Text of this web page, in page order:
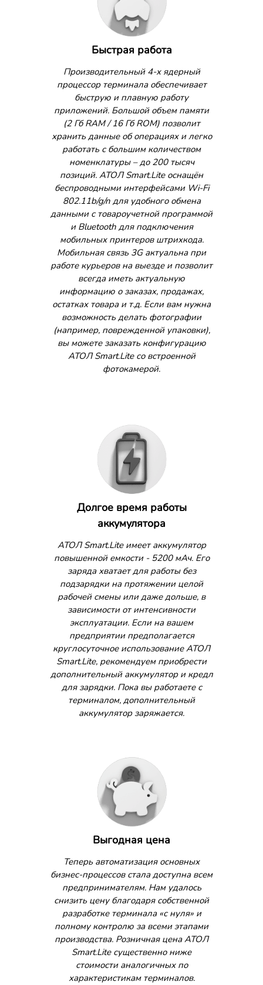
Быстрая работа
Производительный 4-х ядерный
процессор терминала обеспечивает
быструю и плавную работу
приложений. Большой объем памяти
(2 Гб RAM / 16 Гб ROM) позволит
хранить данные об операциях и легко
работать с большим количеством
номенклатуры – до 200 тысяч
позиций. АТОЛ Smart.Lite оснащён
беспроводными интерфейсами Wi-Fi
802.11b/g/n для удобного обмена
данными с товароучетной программой
и Bluetooth для подключения
мобильных принтеров штрихкода.
Мобильная связь 3G актуальна при
работе курьеров на выезде и позволит
всегда иметь актуальную
информацию о заказах, продажах,
остатках товара и т.д. Если вам нужна
возможность делать фотографии
(например, поврежденной упаковки),
вы можете заказать конфигурацию
АТОЛ Smart.Lite со встроенной
фотокамерой.
Долгое время работы
аккумулятора
АТОЛ Smart.Lite имеет аккумулятор
повышенной емкости - 5200 мАч. Его
заряда хватает для работы без
подзарядки на протяжении целой
рабочей смены или даже дольше, в
зависимости от интенсивности
эксплуатации. Если на вашем
предприятии предполагается
круглосуточное использование АТОЛ
Smart.Lite, рекомендуем приобрести
дополнительный аккумулятор и кредл
для зарядки. Пока вы работаете с
терминалом, дополнительный
аккумулятор заряжается.
Выгодная цена
Теперь автоматизация основных
бизнес-процессов стала доступна всем
предпринимателям. Нам удалось
снизить цену благодаря собственной
разработке терминала «с нуля» и
полному контролю за всеми этапами
производства. Розничная цена АТОЛ
Smart.Lite существенно ниже
стоимости аналогичных по
характеристикам терминалов.